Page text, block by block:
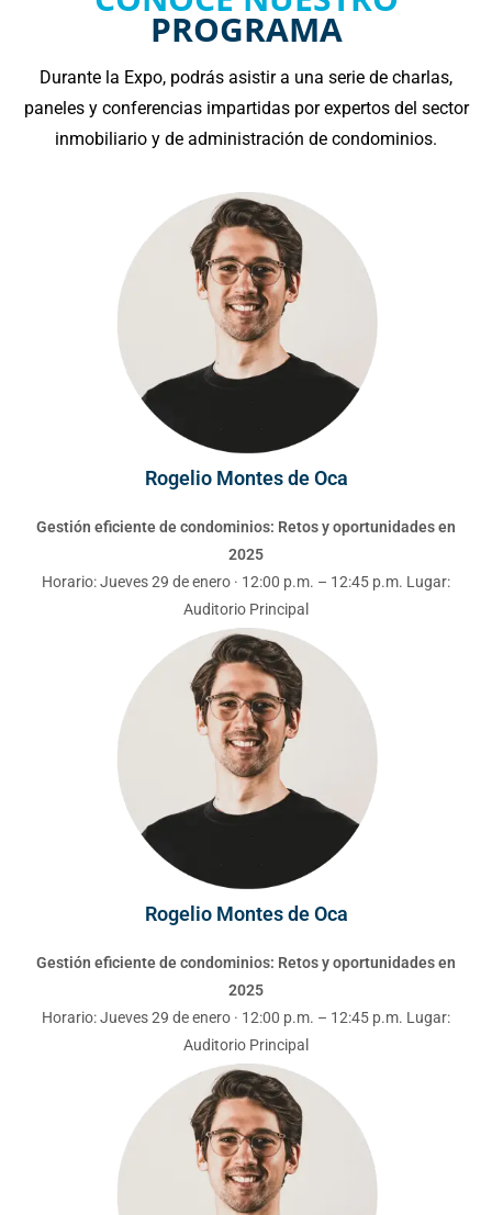
Durante la Expo, podrás asistir a una serie de charlas,
paneles y conferencias impartidas por expertos del sector
inmobiliario y de administración de condominios.
Rogelio Montes de Oca
Gestión eficiente de condominios: Retos y oportunidades en
2025
Horario: Jueves 29 de enero · 12:00 p.m. – 12:45 p.m. Lugar:
Auditorio Principal
Rogelio Montes de Oca
Gestión eficiente de condominios: Retos y oportunidades en
2025
Horario: Jueves 29 de enero · 12:00 p.m. – 12:45 p.m. Lugar:
Auditorio Principal